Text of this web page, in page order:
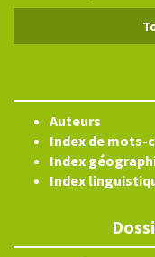
Auteurs
Index de mots-
Index
Index